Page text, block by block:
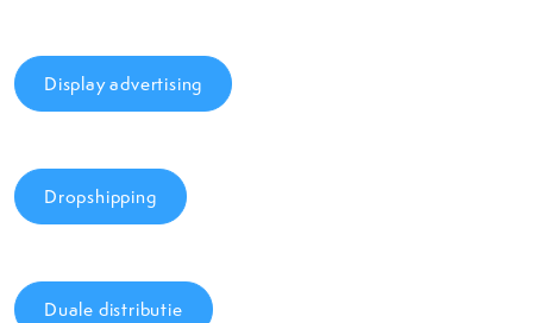
Display advertising
Dropshipping
Duale distributie